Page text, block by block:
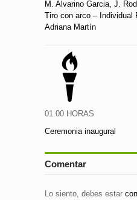
M. Alvarino Garcia, J.
Tiro con arco – Individual
Adriana Martín
01.00 HORAS
Ceremonia inaugural
Comentar
Lo siento, debes estar